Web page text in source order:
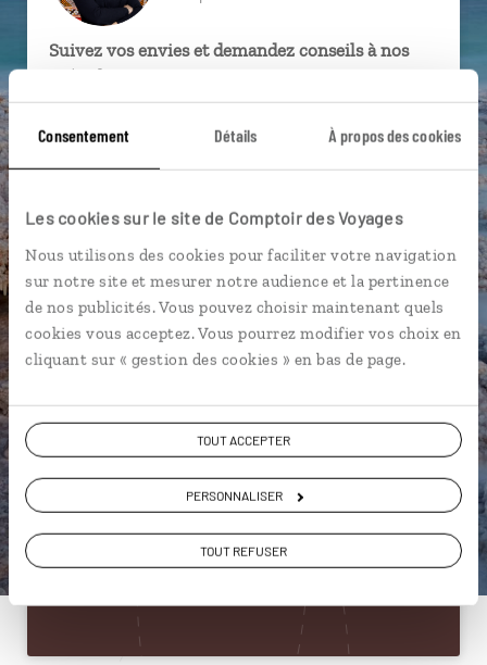
Consentement Détails À propos des cookies
Les cookies sur le site de Comptoir des Voyages
Nous utilisons des cookies pour faciliter votre navigation
sur notre site et mesurer notre audience et la pertinence
de nos publicités. Vous pouvez choisir maintenant quels
cookies vous acceptez. Vous pourrez modifier vos choix en
cliquant sur « gestion des cookies » en bas de page.
TOUT ACCEPTER
PERSONNALISER
TOUT REFUSER
Suivez vos envies et demandez conseils à nos
spécialistes
Ils sauront organiser votre itinéraire au plus
près de vos envies et de la réalité du pays.
connectés en agence, mais aussi par email ou
Vous gardez le même interlocuteur avant,
pendant et après votre voyage.
Construisez votre voyage avec un spécialiste Jordanie
01 86 95 65 27